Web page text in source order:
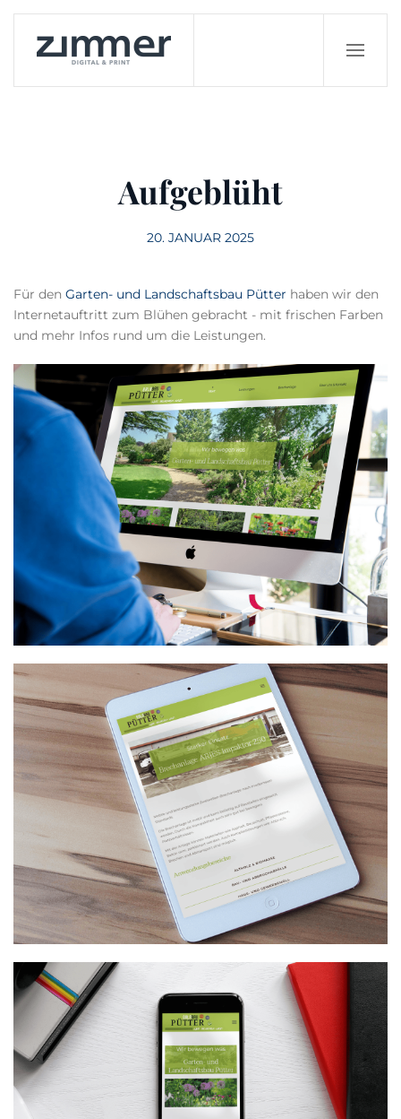
Zum Hauptinhalt springen
Aufgeblüht
20. JANUAR 2025
Für den Garten- und Landschaftsbau Pütter haben wir den
Internetauftritt zum Blühen gebracht - mit frischen Farben
und mehr Infos rund um die Leistungen.